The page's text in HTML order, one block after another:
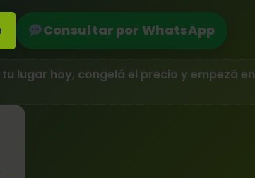
Consultar por WhatsApp
lugar hoy, congelá el precio y empezá en